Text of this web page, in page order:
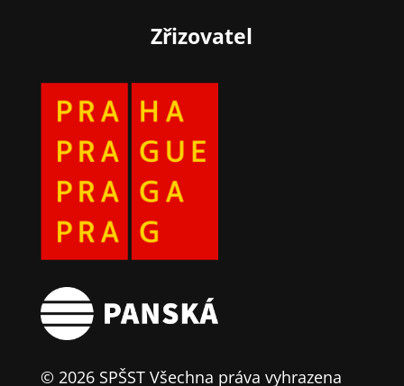
Zřizovatel
© 2026 SPŠST Všechna práva vyhrazena